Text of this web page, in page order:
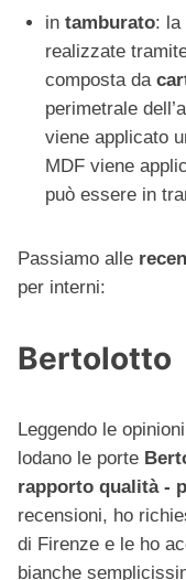
in tamburato: la
realizzate
composta da
perimetrale
viene applicato
MDF viene
può essere in
Passiamo alle
per interni:
Bertolotto
Leggendo le
lodano le porte
rapporto qualità -
recensioni, ho
di Firenze e le ho
bianche